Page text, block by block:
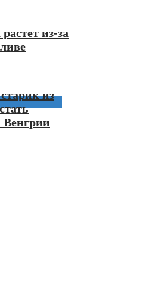
из-за
из
Венгрии